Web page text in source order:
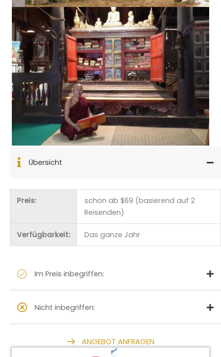
Übersicht
Preis:
schon ab $69 (basierend auf 2
Reisenden)
Verfügbarkeit: Das ganze Jahr
Im Preis inbegriffen:
Nicht inbegriffen:
ANGEBOT ANFRAGEN